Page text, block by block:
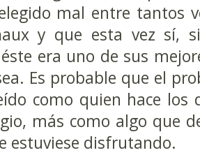
mal entre tantos
y que esta vez sí,
era uno de sus
Es probable que el
como quien hace los
más como algo que
estuviese disfrutando.